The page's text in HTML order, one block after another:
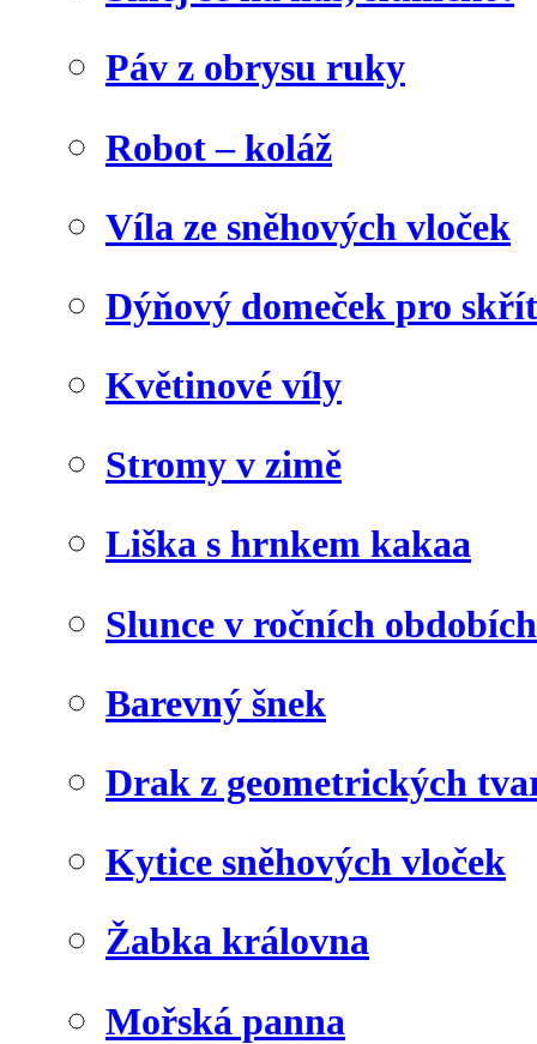
Páv z obrysu ruky
Robot – koláž
Víla ze sněhových vloček
Dýňový domeček pro
Květinové víly
Stromy v zimě
Liška s hrnkem kakaa
Slunce v ročních obdobích
Barevný šnek
Drak z geometrických
Kytice sněhových vloček
Žabka královna
Mořská panna